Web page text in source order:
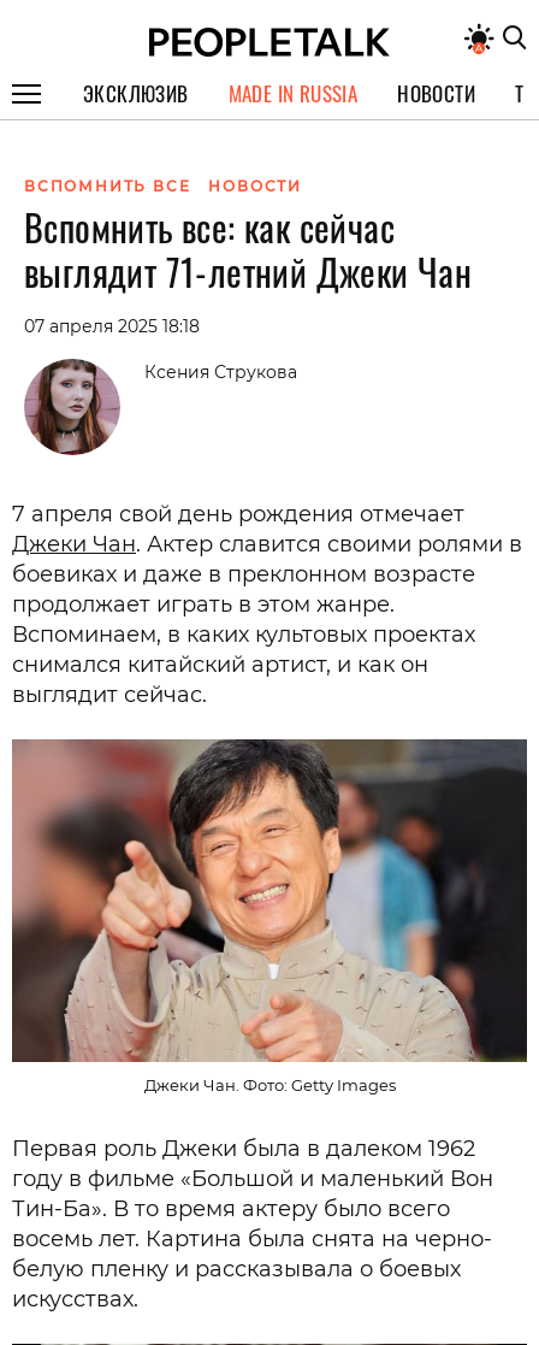
ЭКСКЛЮЗИВ
СПЕЦПРОЕКТЫ
ИНТЕРВЬЮ
ПОКОЛЕНИЕ
MADE IN RUSSIA НОВОСТИ
ВСПОМНИТЬ ВСЕ НОВОСТИ
Вспомнить все: как сейчас
выглядит 71-летний Джеки Чан
07 апреля 2025 18:18
Ксения Струкова
7 апреля свой день рождения отмечает
Джеки Чан. Актер славится своими ролями в
боевиках и даже в преклонном возрасте
продолжает играть в этом жанре.
Вспоминаем, в каких культовых проектах
снимался китайский артист, и как он
выглядит сейчас.
Джеки Чан. Фото: Getty Images
Первая роль Джеки была в далеком 1962
году в фильме «Большой и маленький Вон
Тин-Ба». В то время актеру было всего
восемь лет. Картина была снята на черно-
белую пленку и рассказывала о боевых
искусствах.